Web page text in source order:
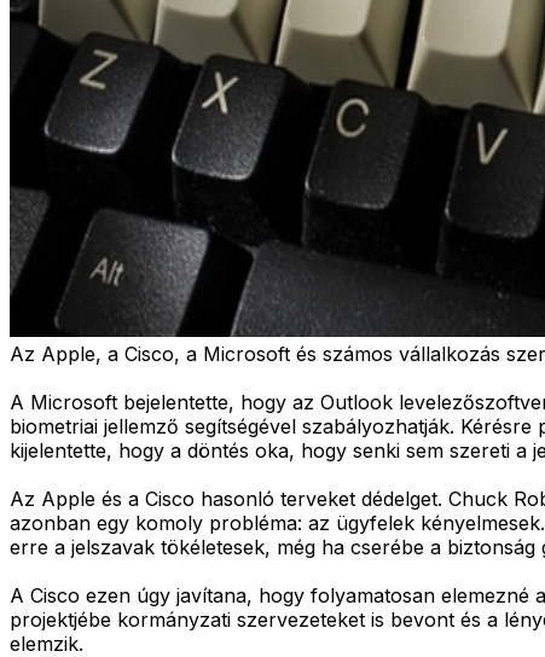
Az Apple, a Cisco, a Microsoft és számos vállalkozás
A Microsoft bejelentette, hogy az Outlook
biometriai jellemző segítségével szabályozhatják.
kijelentette, hogy a döntés oka, hogy senki sem szereti
Az Apple és a Cisco hasonló terveket dédelget. Chuck
azonban egy komoly probléma: az ügyfelek
erre a jelszavak tökéletesek, még ha cserébe a biztonság
A Cisco ezen úgy javítana, hogy folyamatosan
projektjébe kormányzati szervezeteket is bevont és a
elemzik.